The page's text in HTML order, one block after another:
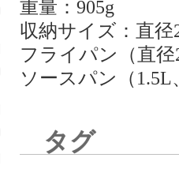
重量：905g
収納サイズ：直径
フライパン（直
ソースパン（
タグ